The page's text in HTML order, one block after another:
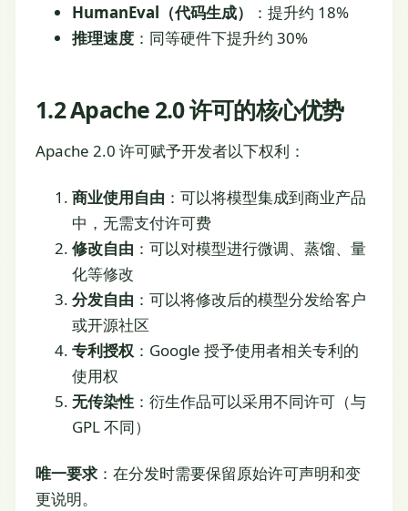
HumanEval（代码生成）
：提升约 18%
推理速度 ：同等硬件下提升约 30%
1.2 Apache 2.0 许可的核心优势
Apache 2.0 许可赋予开发者以下权利：
商业使用自由 ：可以将模型集成到商业产品
中，无需支付许可费
修改自由 ：可以对模型进行微调、蒸馏、量
化等修改
分发自由 ：可以将修改后的模型分发给客户
或开源社区
专利授权 ：Google 授予使用者相关专利的
使用权
无传染性 ：衍生作品可以采用不同许可（与
GPL 不同）
唯一要求 ：在分发时需要保留原始许可声明和变
更说明。